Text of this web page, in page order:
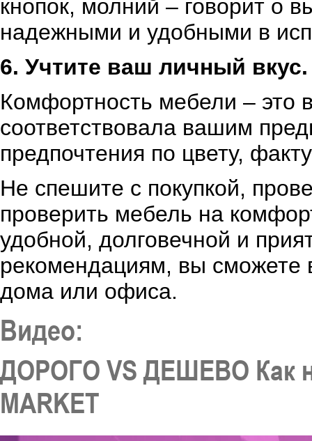
кнопок, молний – говорит о
надежными и удобными в
6. Учтите ваш личный вкус.
Комфортность мебели – это
соответствовала вашим
предпочтения по цвету,
Не спешите с покупкой,
проверить мебель на
удобной, долговечной и
рекомендациям, вы сможете
дома или офиса.
Видео:
ДОРОГО VS ДЕШЕВО Как
MARKET